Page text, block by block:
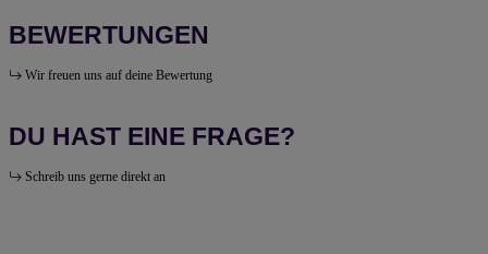
BEWERTUNGEN
Wir freuen uns auf deine Bewertung
DU HAST EINE FRAGE?
Schreib uns gerne direkt an